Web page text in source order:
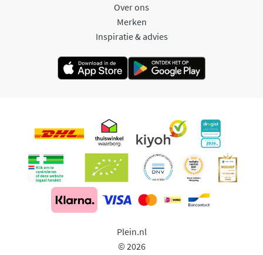
Over ons
Merken
Inspiratie & advies
Plein.nl
© 2026